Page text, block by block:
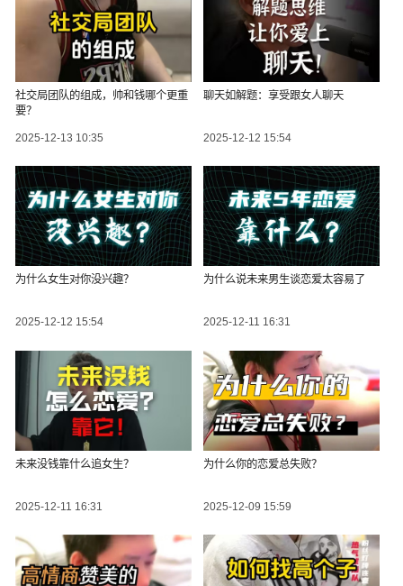
社交局团队的组成，帅和钱哪个更重
要？
2025-12-13 10:35
聊天如解题：享受跟女人聊天
2025-12-12 15:54
为什么女生对你没兴趣？
2025-12-12 15:54
为什么说未来男生谈恋爱太容易了
2025-12-11 16:31
未来没钱靠什么追女生？
2025-12-11 16:31
为什么你的恋爱总失败？
2025-12-09 15:59